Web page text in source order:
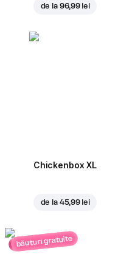
de la 96,99 lei
Chickenbox XL
de la 45,99 lei
băuturi gratuite